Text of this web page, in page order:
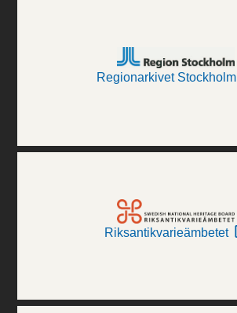
Regionarkivet Stockholm
Riksantikvarieämbetet